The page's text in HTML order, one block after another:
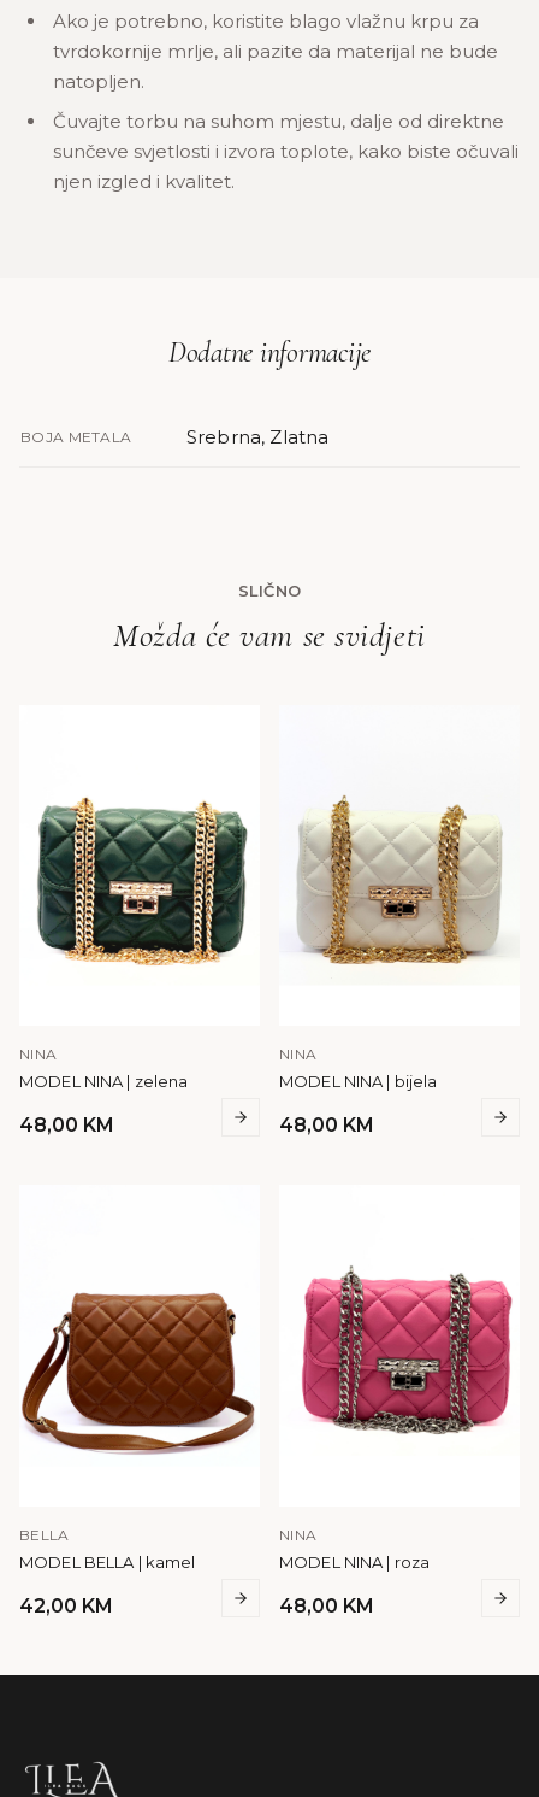
Ako je potrebno, koristite blago vlažnu krpu za
tvrdokornije mrlje, ali pazite da materijal ne bude
natopljen.
Čuvajte torbu na suhom mjestu, dalje od direktne
sunčeve svjetlosti i izvora toplote, kako biste očuvali
njen izgled i kvalitet.
Dodatne informacije
BOJA METALA Srebrna, Zlatna
SLIČNO
Možda će vam se svidjeti
NINA
MODEL NINA | zelena
48,00 KM
NINA
MODEL NINA | bijela
48,00 KM
BELLA
MODEL BELLA | kamel
42,00 KM
NINA
MODEL NINA | roza
48,00 KM